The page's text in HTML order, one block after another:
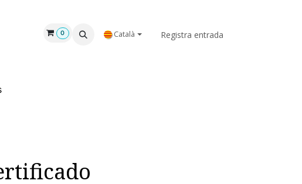
NOSALTRES
0 Català Registra entrada